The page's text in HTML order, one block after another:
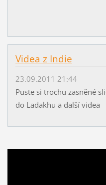
Videa z Indie
23.09.2011 21:44
Puste si trochu zasněné
do Ladakhu a další videa